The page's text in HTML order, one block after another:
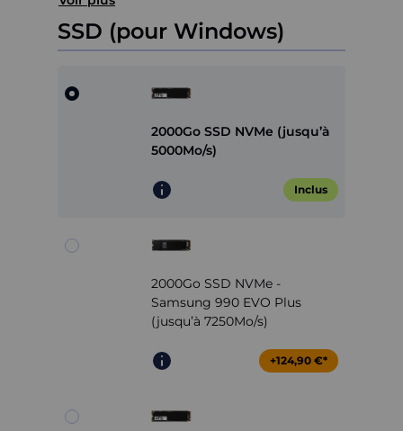
SSD (pour Windows)
2000Go SSD NVMe (jusqu’à
5000Mo/s)
Inclus
2000Go SSD NVMe -
Samsung 990 EVO Plus
(jusqu’à 7250Mo/s)
+124,90 €*